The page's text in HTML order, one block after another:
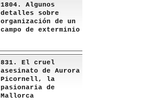
1804. Algunos
detalles sobre
organización de un
campo de exterminio
831. El cruel
asesinato de Aurora
Picornell, la
pasionaria de
Mallorca